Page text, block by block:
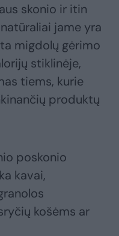
skonio ir itin
jame yra
migdolų gėrimo
stiklinėje,
tiems, kurie
produktų
poskonio
kavai,
košėms ar